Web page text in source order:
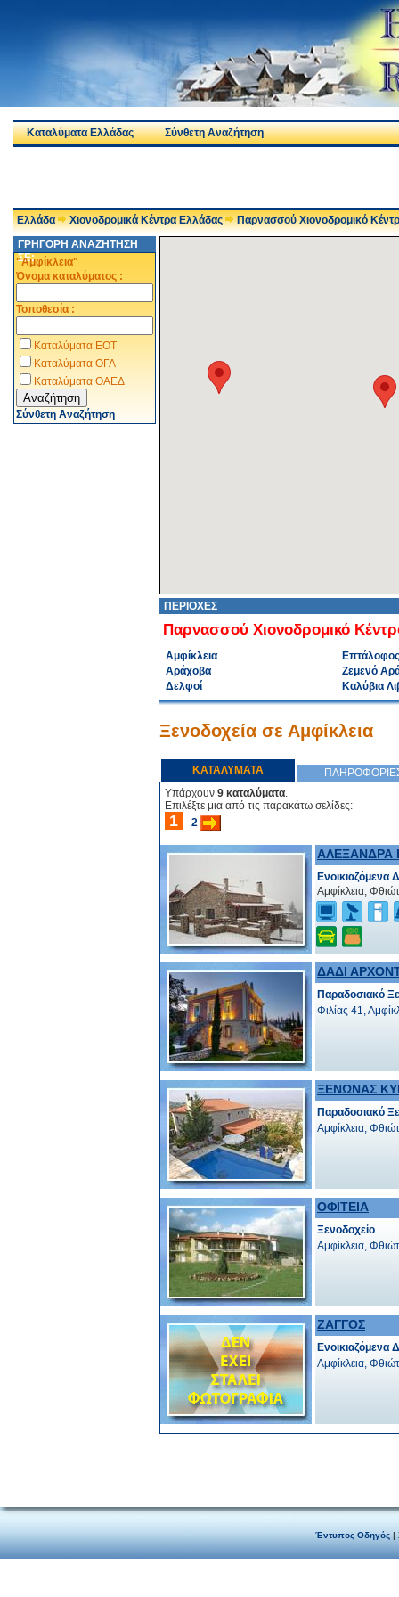
Καταλύματα Ελλάδας Σύνθετη Αναζήτηση
Ελλάδα Χιονοδρομικά Κέντρα Ελλάδας
Παρνασσού Χιονοδρομικό
ΓΡΗΓΟΡΗ ΑΝΑΖΗΤΗΣΗ
ΣΕ:
"Αμφίκλεια"
Όνομα καταλύματος :
Τοποθεσία :
Καταλύματα ΕΟΤ
Καταλύματα ΟΓΑ
Καταλύματα ΟΑΕΔ
Σύνθετη Αναζήτηση
ΠΕΡΙΟΧΕΣ
Παρνασσού Χιονοδρομικό
Αμφίκλεια
Αράχοβα
Δελφοί
Επτάλοφος
Ζεμενό
Καλύβια
Ξενοδοχεία σε Αμφίκλεια
ΚΑΤΑΛΥΜΑΤΑ
Υπάρχουν 9 καταλύματα.
Επιλέξτε μια από τις παρακάτω σελίδες:
1 - 2
ΑΛΕΞΑΝΔΡΑ
Ενοικιαζόμενα
Αμφίκλεια,
ΔΑΔΙ
Παραδοσιακό
Φιλίας 41,
ΞΕΝΩΝΑΣ
Παραδοσιακό
Αμφίκλεια,
ΟΦΙΤΕΙΑ
Ξενοδοχείο
Αμφίκλεια,
ΖΑΓΓΟΣ
Ενοικιαζόμενα
Αμφίκλεια,
Έντυπος Οδηγός|